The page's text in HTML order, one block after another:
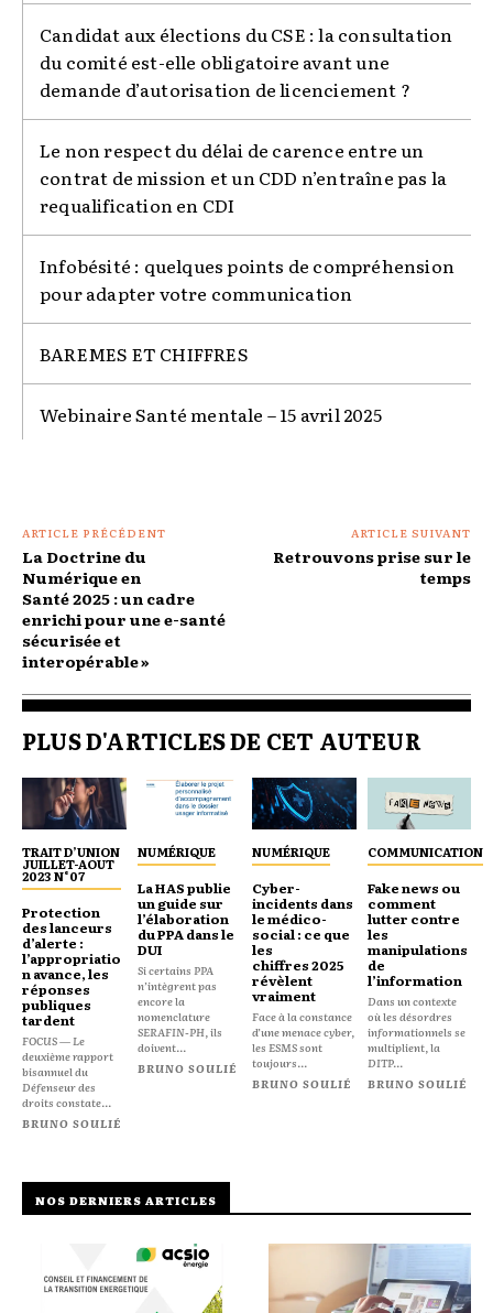
Candidat aux élections du CSE : la consultation
du comité est-elle obligatoire avant une
demande d’autorisation de licenciement ?
Le non respect du délai de carence entre un
contrat de mission et un CDD n’entraîne pas la
requalification en CDI
Infobésité : quelques points de compréhension
pour adapter votre communication
BAREMES ET CHIFFRES
Webinaire Santé mentale – 15 avril 2025
ARTICLE PRÉCÉDENT
La Doctrine du
Numérique en
Santé 2025 : un cadre
enrichi pour une e-santé
sécurisée et
interopérable »
ARTICLE SUIVANT
Retrouvons prise sur le
temps
PLUS D'ARTICLES DE CET AUTEUR
TRAIT D’UNION
JUILLET-AOUT
2023 N°07
Protection
des lanceurs
d’alerte :
l’appropriatio
n avance, les
réponses
publiques
tardent
FOCUS — Le
deuxième rapport
bisannuel du
Défenseur des
droits constate...
BRUNO SOULIÉ
NUMÉRIQUE
La HAS publie
un guide sur
l’élaboration
du PPA dans le
DUI
Si certains PPA
n’intègrent pas
encore la
nomenclature
SERAFIN-PH, ils
doivent...
BRUNO SOULIÉ
NUMÉRIQUE
Cyber-
incidents dans
le médico-
social : ce que
les
chiffres 2025
révèlent
vraiment
Face à la constance
d’une menace cyber,
les ESMS sont
toujours...
BRUNO SOULIÉ
COMMUNICATION
Fake news ou
comment
lutter contre
les
manipulations
de
l’information
Dans un contexte
où les désordres
informationnels se
multiplient, la
DITP...
BRUNO SOULIÉ
NOS DERNIERS ARTICLES